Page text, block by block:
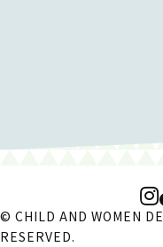
© CHILD AND WOMEN
RESERVED.